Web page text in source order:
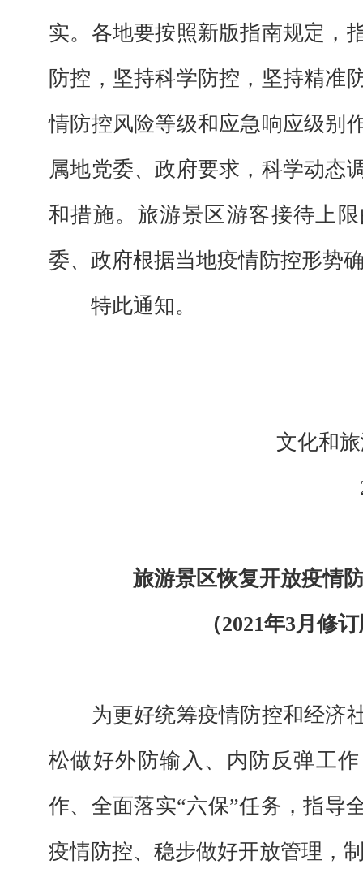
实。各地要按照新版指南规定，
防控，坚持科学防控，坚持精准
情防控风险等级和应急响应级别
属地党委、政府要求，科学动态
和措施。旅游景区游客接待上
委、政府根据当地疫情防控形势
特此通知。
文化和
旅游景区恢复开放疫情
（2021年3月修
为更好统筹疫情防控和经济
松做好外防输入、内防反弹工
作、全面落实“六保”任务，指导
疫情防控、稳步做好开放管理，